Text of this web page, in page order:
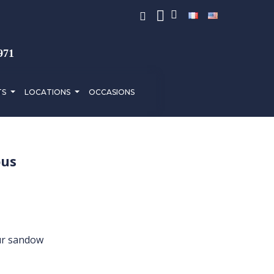
LOCATIONS OCCASIONS
sandow